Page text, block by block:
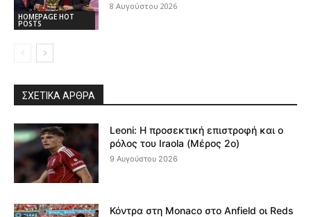
HOMEPAGE HOT
POSTS
8 Αυγούστου 2026
ΣΧΕΤΙΚΆ ΆΡΘΡΑ
Leoni: Η προσεκτική επιστροφή και ο
ρόλος του Iraola (Μέρος 2ο)
9 Αυγούστου 2026
Κόντρα στη Monaco στο Anfield οι Reds